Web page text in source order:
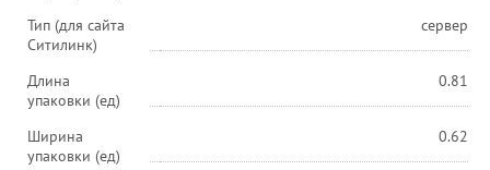
Тип (для сайта
Ситилинк)
сервер
Длина
упаковки (ед)
0.81
Ширина
упаковки (ед)
0.62